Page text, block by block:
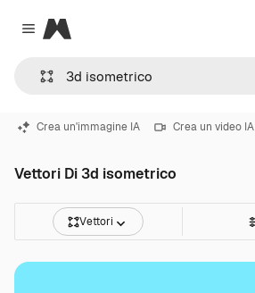
Close menu
Magnific
Crea un'immagine IA Crea un video IA
Vettori Di 3d isometrico
Vettori